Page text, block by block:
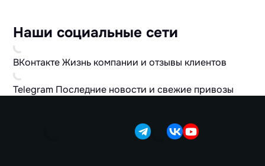
Наши социальные сети
ВКонтактеЖизнь компании и отзывы клиентов
Telegram Последние новости и свежие привозы